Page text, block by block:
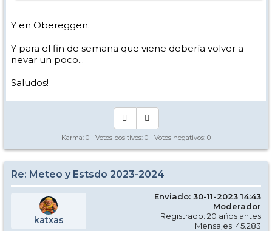
Y en Obereggen.
Y para el fin de semana que viene debería volver a
nevar un poco...
Saludos!
Karma: 0 - Votos positivos: 0 - Votos negativos: 0
Re: Meteo y Estsdo 2023-2024
katxas
Enviado: 30-11-2023 14:43
Moderador
Registrado: 20 años antes
Mensajes: 45.283